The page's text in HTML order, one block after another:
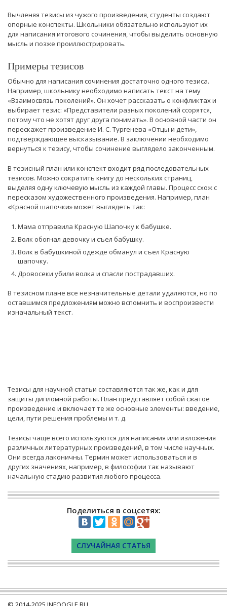
Вычленяя тезисы из чужого произведения, студенты создают
опорные конспекты. Школьники обязательно используют их
для написания итогового сочинения, чтобы выделить основную
мысль и позже проиллюстрировать.
Примеры тезисов
Обычно для написания сочинения достаточно одного тезиса.
Например, школьнику необходимо написать текст на тему
«Взаимосвязь поколений». Он хочет рассказать о конфликтах и
выбирает тезис: «Представители разных поколений ссорятся,
потому что не хотят друг друга понимать». В основной части он
перескажет произведение И. С. Тургенева «Отцы и дети»,
подтверждающее высказывание. В заключении необходимо
вернуться к тезису, чтобы сочинение выглядело законченным.
В тезисный план или конспект входит ряд последовательных
тезисов. Можно сократить книгу до нескольких страниц,
выделяя одну ключевую мысль из каждой главы. Процесс схож с
пересказом художественного произведения. Например, план
«Красной шапочки» может выглядеть так:
Мама отправила Красную Шапочку к бабушке.
Волк обогнал девочку и съел бабушку.
Волк в бабушкиной одежде обманул и съел Красную
шапочку.
Дровосеки убили волка и спасли пострадавших.
В тезисном плане все незначительные детали удаляются, но по
оставшимся предложениям можно вспомнить и воспроизвести
изначальный текст.
Тезисы для научной статьи составляются так же, как и для
защиты дипломной работы. План представляет собой сжатое
произведение и включает те же основные элементы: введение,
цели, пути решения проблемы и т. д.
Тезисы чаще всего используются для написания или изложения
различных литературных произведений, в том числе научных.
Они всегда лаконичны. Термин может использоваться и в
других значениях, например, в философии так называют
начальную стадию развития любого процесса.
Поделиться в соцсетях:
СЛУЧАЙНАЯ СТАТЬЯ